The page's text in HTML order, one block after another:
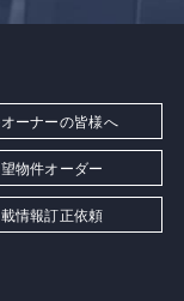
ーナーの皆様へ
物件オーダー
情報訂正依頼